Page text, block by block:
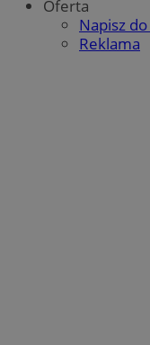
Oferta
Napisz
Reklama